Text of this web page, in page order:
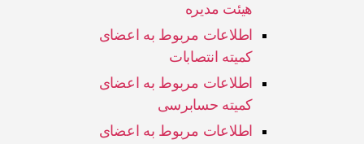
هیئت مدیره
اطلاعات مربوط به اعضای
کمیته انتصابات
اطلاعات مربوط به اعضای
کمیته حسابرسی
اطلاعات مربوط به اعضای